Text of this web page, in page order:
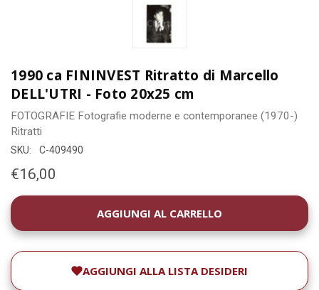
1990 ca FININVEST Ritratto di Marcello
DELL'UTRI - Foto 20x25 cm
FOTOGRAFIE Fotografie moderne e contemporanee (1970-)
Ritratti
SKU: C-409490
€16,00
DISPONIBILITÀ
ATTUALE:
AGGIUNGI ALLA LISTA DESIDERI